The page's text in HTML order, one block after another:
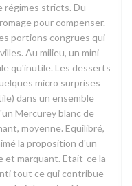
régimes stricts. Du
pour compenser.
portions congrues qui
Au milieu, un mini
qu'inutile. Les desserts
micro surprises
dans un ensemble
Mercurey blanc de
moyenne. Equilibré,
la proposition d'un
et marquant. Etait-ce la
tout ce qui contribue